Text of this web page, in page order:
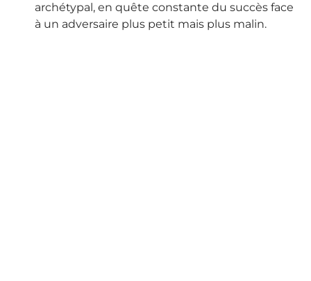
archétypal, en quête constante du succès face
à un adversaire plus petit mais plus malin.